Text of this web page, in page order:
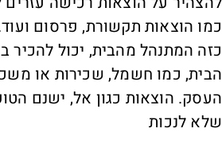
הוצאות תקשורת, פרסום
המתנהל מהבית, יכול להכיר
כמו חשמל, שכירות או
הוצאות כגון אל, ישנם
לנכות